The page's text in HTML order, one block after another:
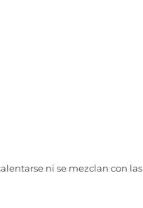
ni se mezclan con las